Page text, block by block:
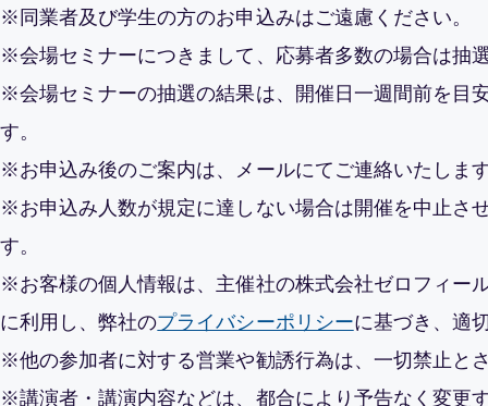
※同業者及び学生の方のお申込みはご遠慮ください。
※会場セミナーにつきまして、応募者多数の場合は抽
※会場セミナーの抽選の結果は、開催日一週間前を目
す。
※お申込み後のご案内は、メールにてご連絡いたしま
※お申込み人数が規定に達しない場合は開催を中止さ
す。
※お客様の個人情報は、主催社の株式会社ゼロフィー
に利用し、弊社のプライバシーポリシーに基づき、適
※他の参加者に対する営業や勧誘行為は、一切禁止と
※講演者・講演内容などは、都合により予告なく変更